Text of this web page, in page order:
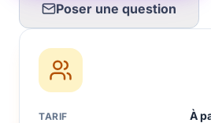
Poser une question
TARIF À